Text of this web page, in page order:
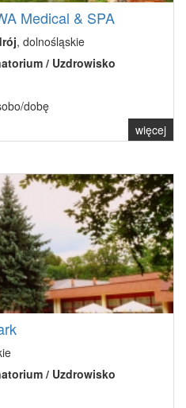
Medical & SPA
, dolnośląskie
/ Uzdrowisko
dobę
więcej
/ Uzdrowisko